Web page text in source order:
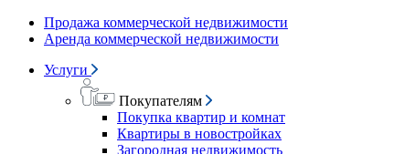
Продажа коммерческой недвижимости
Аренда коммерческой недвижимости
Услуги
Покупателям
Покупка квартир и комнат
Квартиры в новостройках
Загородная недвижимость